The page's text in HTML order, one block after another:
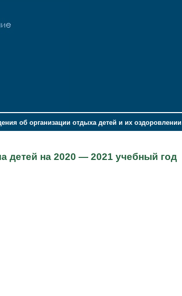
об организации отдыха детей и их оздоровлении
детей на 2020 — 2021 учебный год